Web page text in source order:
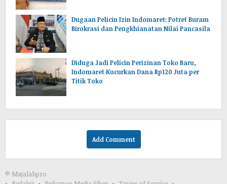
Dugaan Pelicin Izin Indomaret: Potret Buram
Birokrasi dan Pengkhianatan Nilai Pancasila
‎Diduga Jadi Pelicin Perizinan Toko Baru,
Indomaret Kucurkan Dana Rp120 Juta per
Titik Toko
Add Comment
© Majalahpro